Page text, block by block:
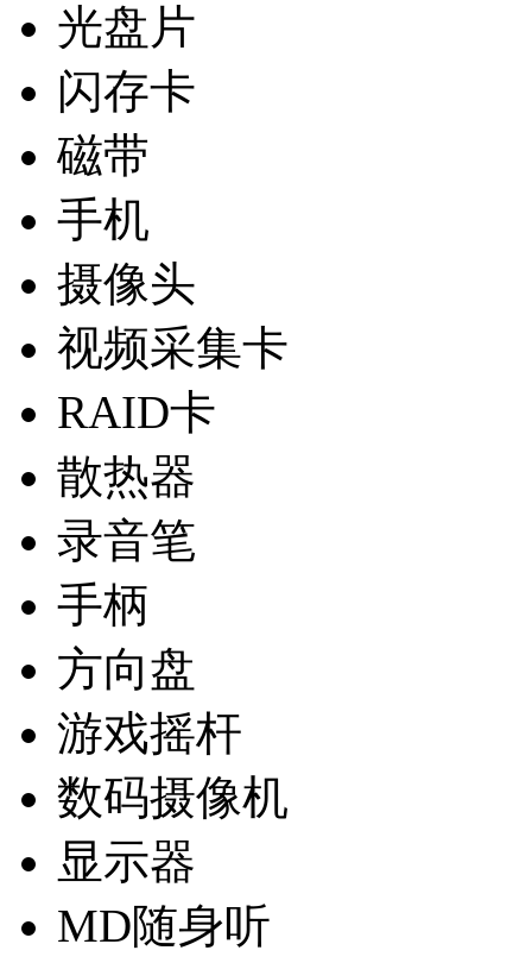
光盘片
闪存卡
磁带
手机
摄像头
视频采集卡
RAID卡
散热器
录音笔
手柄
方向盘
游戏摇杆
数码摄像机
显示器
MD随身听